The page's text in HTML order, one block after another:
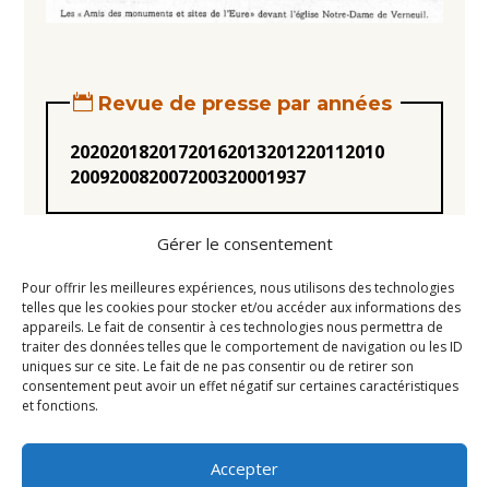
Gérer le consentement
Pour offrir les meilleures expériences, nous utilisons des technologies
telles que les cookies pour stocker et/ou accéder aux informations des
appareils. Le fait de consentir à ces technologies nous permettra de
traiter des données telles que le comportement de navigation ou les ID
uniques sur ce site. Le fait de ne pas consentir ou de retirer son
consentement peut avoir un effet négatif sur certaines caractéristiques
et fonctions.
Accepter
Revue de presse par années
20202018201720162013201220112010
200920082007200320001937
Statuts
Règlement intérieur
Liens utiles